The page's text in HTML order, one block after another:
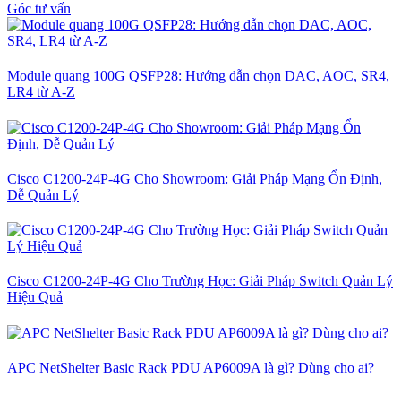
Góc tư vấn
Module quang 100G QSFP28: Hướng dẫn chọn DAC, AOC, SR4,
LR4 từ A-Z
Cisco C1200-24P-4G Cho Showroom: Giải Pháp Mạng Ổn Định,
Dễ Quản Lý
Cisco C1200-24P-4G Cho Trường Học: Giải Pháp Switch Quản Lý
Hiệu Quả
APC NetShelter Basic Rack PDU AP6009A là gì? Dùng cho ai?